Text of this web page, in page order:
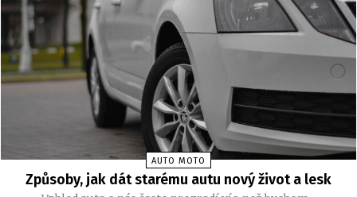
AUTO MOTO
Způsoby, jak dát starému autu nový život a lesk